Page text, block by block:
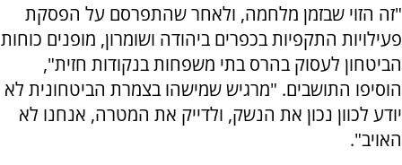
"זה הזוי שבזמן מלחמה, ולאחר שהתפרסם על הפסקת
פעילויות התקפיות בכפרים ביהודה ושומרון, מופנים כוחות
הביטחון לעסוק בהרס בתי משפחות בנקודות חזית",
הוסיפו התושבים. "מרגיש שמישהו בצמרת הביטחונית לא
יודע לכוון נכון את הנשק, ולדייק את המטרה, אנחנו לא
האויב".